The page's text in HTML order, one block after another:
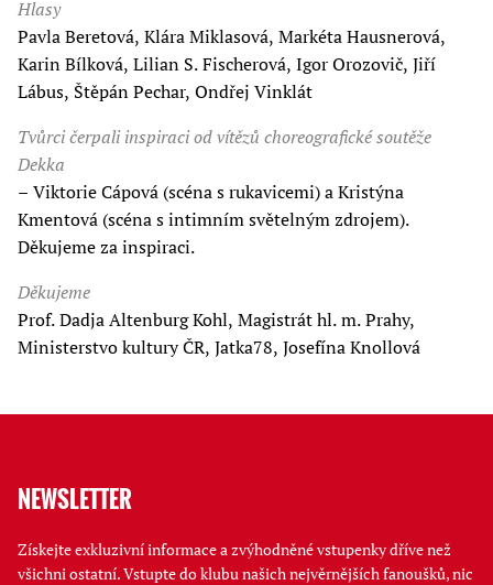
Hlasy
Pavla Beretová, Klára Miklasová, Markéta Hausnerová,
Karin Bílková, Lilian S. Fischerová, Igor Orozovič, Jiří
Lábus, Štěpán Pechar, Ondřej Vinklát
Tvůrci čerpali inspiraci od vítězů choreografické soutěže
Dekka
– Viktorie Cápová (scéna s rukavicemi) a Kristýna
Kmentová (scéna s intimním světelným zdrojem).
Děkujeme za inspiraci.
Děkujeme
Prof. Dadja Altenburg Kohl, Magistrát hl. m. Prahy,
Ministerstvo kultury ČR, Jatka78, Josefína Knollová
NEWSLETTER
Získejte exkluzivní informace a zvýhodněné vstupenky dříve než
všichni ostatní. Vstupte do klubu našich nejvěrnějších fanoušků, nic